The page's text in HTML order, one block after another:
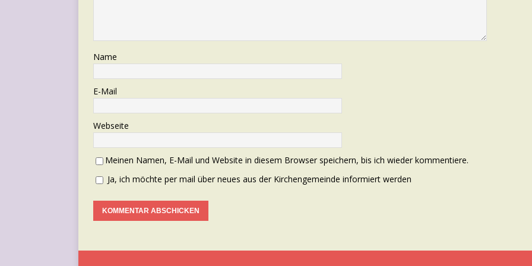
Name
E-Mail
Webseite
Meinen Namen, E-Mail und Website in diesem Browser speichern, bis ich wieder kommentiere.
Ja, ich möchte per mail über neues aus der Kirchengemeinde informiert werden